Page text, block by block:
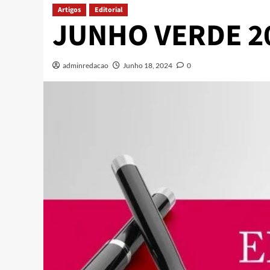
Artigos Editorial
JUNHO VERDE
adminredacao Junho 18, 2024 0